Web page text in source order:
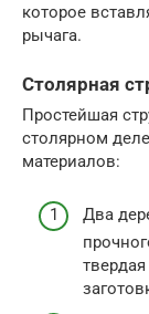
которое
рычага.
Столярная
Простейшая
столярном
материалов:
Два